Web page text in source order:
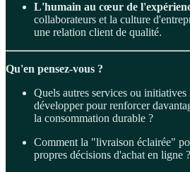
L'humain au cœur de
collaborateurs et la culture
une relation client de qualité.
Qu'en pensez-vous ?
Quels autres services ou
développer pour renforcer
la consommation durable ?
Comment la "livraison éclairée"
propres décisions d'achat en ligne ?